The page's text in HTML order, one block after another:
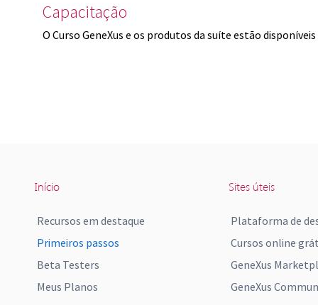
Capacitação
O Curso GeneXus e os produtos da suíte estão
Início
Recursos em destaque
Primeiros passos
Beta Testers
Meus Planos
Sites úteis
Plataforma de
Cursos online
GeneXus
GeneXus